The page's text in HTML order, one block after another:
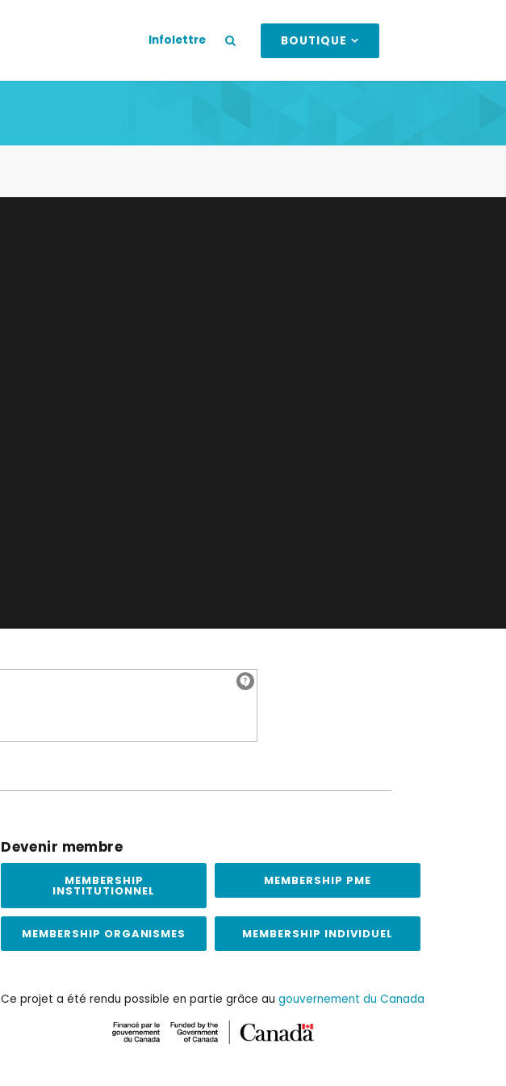
Infolettre BOUTIQUE
Devenir membre
MEMBERSHIP
INSTITUTIONNEL
MEMBERSHIP PME
MEMBERSHIP ORGANISMES MEMBERSHIP INDIVIDUEL
Ce projet a été rendu possible en partie grâce augouvernement du Canada